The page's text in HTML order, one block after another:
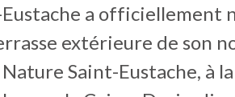
a officiellement
extérieure de son
Nature Saint-Eustache, à